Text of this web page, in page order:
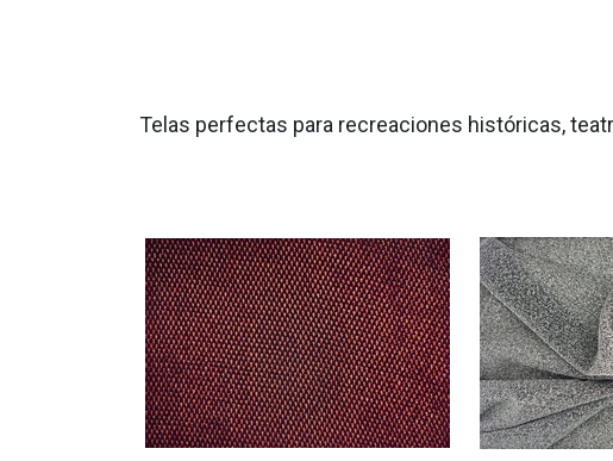
Telas perfectas para recreaciones históricas,